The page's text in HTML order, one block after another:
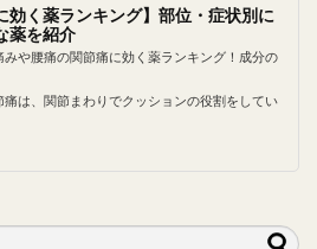
効く薬ランキング】部位・症状別に
薬を紹介
みや腰痛の関節痛に効く薬ランキング！成分の
痛は、関節まわりでクッションの役割をしてい